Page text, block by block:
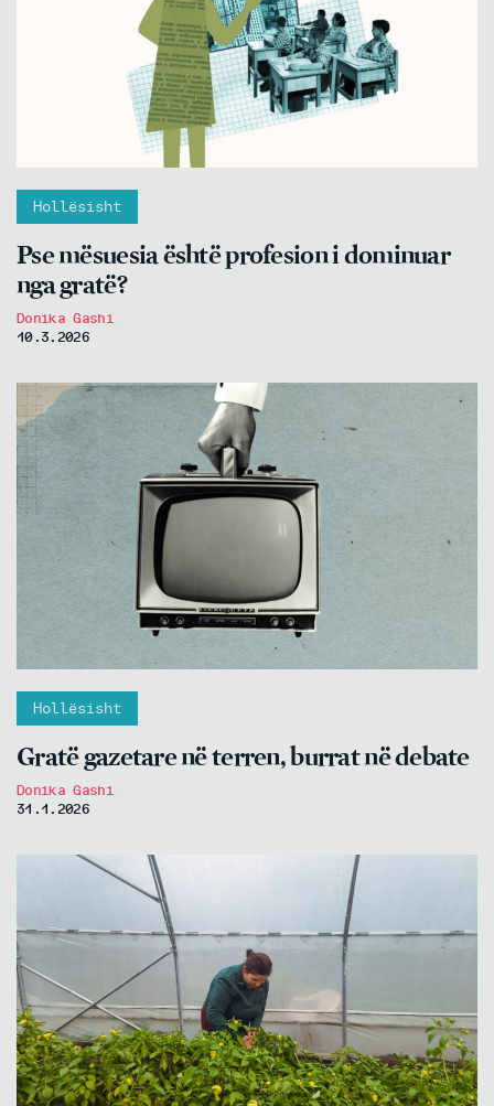
Hollësisht
Pse mësuesia është profesion i dominuar
nga gratë?
Donika Gashi
10.3.2026
Hollësisht
Gratë gazetare në terren, burrat në debate
Donika Gashi
31.1.2026